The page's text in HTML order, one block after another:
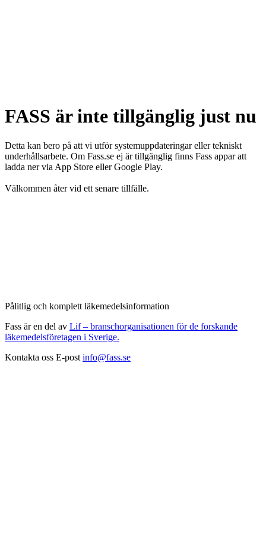
FASS är inte tillgänglig just nu
Detta kan bero på att vi utför systemuppdateringar eller tekniskt
underhållsarbete. Om Fass.se ej är tillgänglig finns Fass appar att
ladda ner via App Store eller Google Play.
Välkommen åter vid ett senare tillfälle.
Pålitlig och komplett läkemedelsinformation
Fass är en del av Lif – branschorganisationen för de forskande
läkemedelsföretagen i Sverige.
Kontakta oss E-post info@fass.se